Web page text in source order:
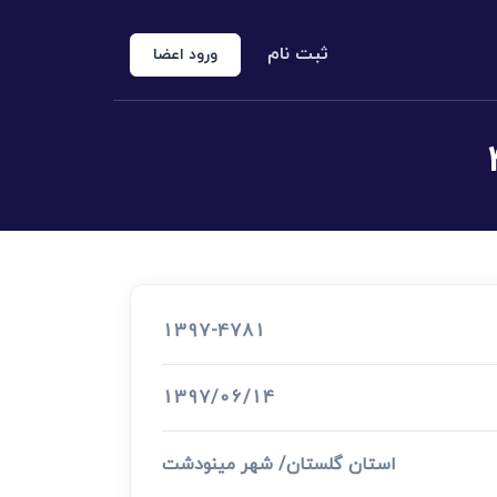
الخروجی
ثبت نام ورود اعضا
1397-4781
1397/06/14
استان گلستان/ شهر مینودشت